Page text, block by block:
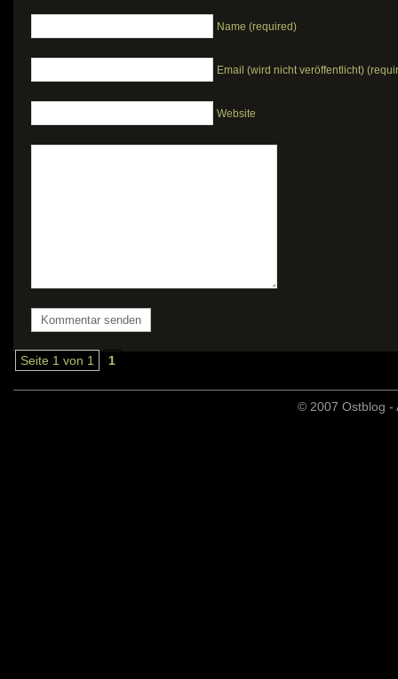
Name (required)
Email (wird nicht veröffentlicht)
Website
Seite 1 von 1 1
© 2007 Ostblog -